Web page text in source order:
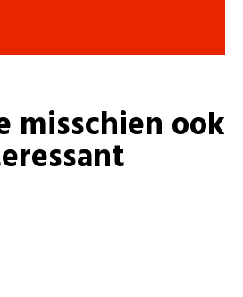
misschien ook